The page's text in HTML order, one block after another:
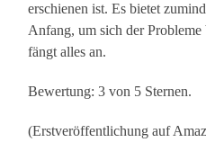
erschienen ist. Es bietet
Anfang, um sich der
fängt alles an.
Bewertung: 3 von 5 Sternen.
(Erstveröffentlichung auf